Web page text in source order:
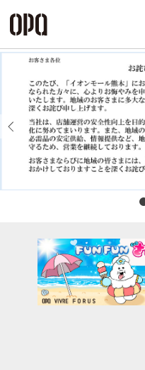
Previous